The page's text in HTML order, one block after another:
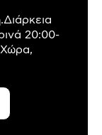
20:00-